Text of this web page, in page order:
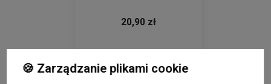
liofilizowanymi 85 g
20,90 zł
🍪 Zarządzanie plikami cookie